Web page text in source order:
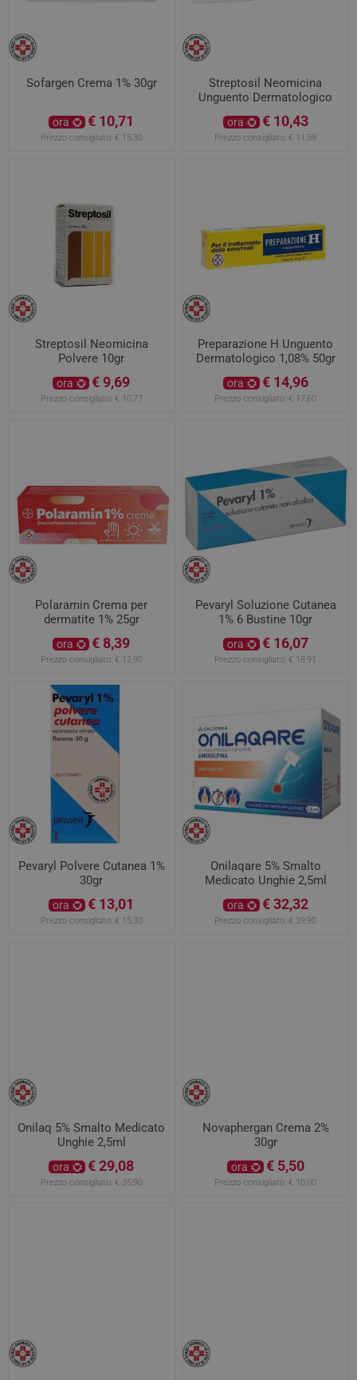
Sofargen Crema 1% 30gr
ora € 10,71
Prezzo consigliato: € 15,30
Streptosil Neomicina
Unguento Dermatologico
ora € 10,43
Prezzo consigliato: € 11,59
Streptosil Neomicina
Polvere 10gr
ora € 9,69
Prezzo consigliato: € 10,77
Preparazione H Unguento
Dermatologico 1,08% 50gr
ora € 14,96
Prezzo consigliato: € 17,60
Polaramin Crema per
dermatite 1% 25gr
ora € 8,39
Prezzo consigliato: € 12,90
Pevaryl Soluzione Cutanea
1% 6 Bustine 10gr
ora € 16,07
Prezzo consigliato: € 18,91
Pevaryl Polvere Cutanea 1%
30gr
ora € 13,01
Prezzo consigliato: € 15,30
Onilaqare 5% Smalto
Medicato Unghie 2,5ml
ora € 32,32
Prezzo consigliato: € 39,90
Onilaq 5% Smalto Medicato
Unghie 2,5ml
ora € 29,08
Prezzo consigliato: € 35,90
Novaphergan Crema 2%
30gr
ora € 5,50
Prezzo consigliato: € 10,00